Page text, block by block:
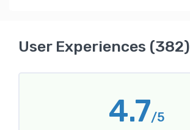
User Experiences (382)
4.7/5